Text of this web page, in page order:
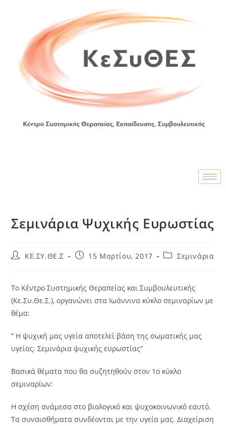
Σεμινάρια Ψυχικής Ευρωστίας
KE.ΣΥ.ΘΕ.Σ 15 Μαρτίου, 2017 Σεμινάρια
Το Κέντρο Συστημικής Θεραπείας και Συμβουλευτικής
(Κε.Συ.Θε.Σ.), οργανώνει στα Ιωάννινα κύκλο σεμιναρίων με
θέμα:
“ Η ψυχική μας υγεία αποτελεί βάση της σωματικής μας
υγείας. Σεμινάρια ψυχικής ευρωστίας”
Βασικά θέματα που θα συζητηθούν στον 1ο κύκλο
σεμιναρίων:
Η σχέση ανάμεσα στο βιολογικό και ψυχοκοινωνικό εαυτό.
Τα συναισθήματα συνδέονται με την υγεία μας. Διαχείριση